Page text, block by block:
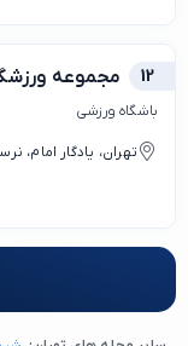
12 مجموعه
باشگاه ورزشی
تهران، یادگار امام،